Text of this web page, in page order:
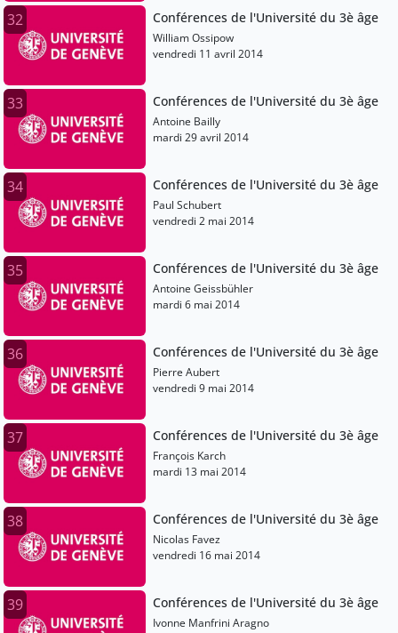
32 Conférences de l'Université du 3è âge
William Ossipow
vendredi 11 avril 2014
33 Conférences de l'Université du 3è âge
Antoine Bailly
mardi 29 avril 2014
34 Conférences de l'Université du 3è âge
Paul Schubert
vendredi 2 mai 2014
35 Conférences de l'Université du 3è âge
Antoine Geissbühler
mardi 6 mai 2014
36 Conférences de l'Université du 3è âge
Pierre Aubert
vendredi 9 mai 2014
37 Conférences de l'Université du 3è âge
François Karch
mardi 13 mai 2014
38 Conférences de l'Université du 3è âge
Nicolas Favez
vendredi 16 mai 2014
39 Conférences de l'Université du 3è âge
Ivonne Manfrini Aragno